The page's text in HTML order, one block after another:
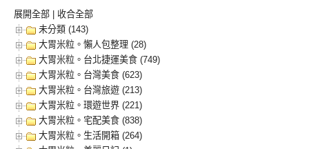
展開全部
收合全部
未分類 (143)
大胃米粒。懶人包整理 (28)
大胃米粒。台北捷運美食 (749)
大胃米粒。台灣美食 (623)
大胃米粒。台灣旅遊 (213)
大胃米粒。環遊世界 (221)
大胃米粒。宅配美食 (838)
大胃米粒。生活開箱 (264)